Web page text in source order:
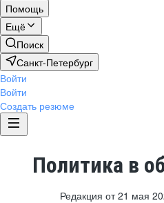
Помощь
Ещё
Поиск
Санкт-Петербург
Войти
Войти
Создать резюме
Политика в
Редакция от 21 мая